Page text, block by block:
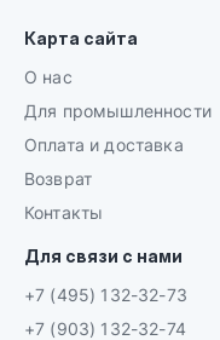
Карта сайта
О нас
Для промышленности
Оплата и доставка
Возврат
Контакты
Для связи с нами
+7 (495) 132-32-73
+7 (903) 132-32-74